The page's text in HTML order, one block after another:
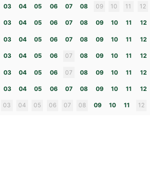
03 04 05 06 07 08 09 10 11 12
03 04 05 06 07 08 09 10 11 12
03 04 05 06 07 08 09 10 11 12
03 04 05 06 07 08 09 10 11 12
03 04 05 06 07 08 09 10 11 12
03 04 05 06 07 08 09 10 11 12
03 04 05 06 07 08 09 10 11 12